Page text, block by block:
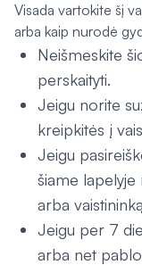
Visada vartokite šį
arba kaip nurodė
Neišmeskite
perskaityti.
Jeigu norite
kreipkitės į
Jeigu
šiame lapelyje
arba
Jeigu per 7
arba net